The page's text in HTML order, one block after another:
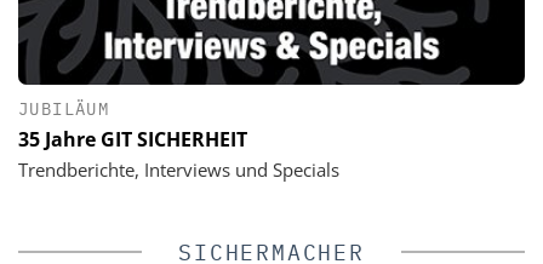
JUBILÄUM
35 Jahre GIT SICHERHEIT
Trendberichte, Interviews und Specials
SICHERMACHER